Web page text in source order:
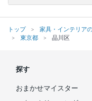
トップ 家具・インテリア
東京都
品川区
探す
おまかせマイスター